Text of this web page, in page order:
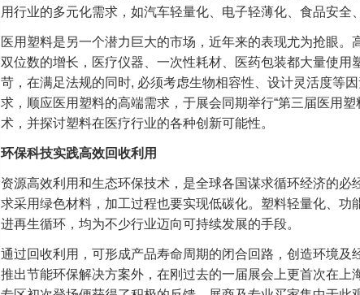
用行业的多元化需求，如汽车轻量化、电子轻薄化、食品安全
医用塑料是另一个潜力巨大的市场，近年来的表现尤为抢眼。
双位数的增长，医疗仪器、一次性耗材、医药包装都大量使用
苛，在满足法规的同时, 必须考虑生物相容性、设计灵活度等
求，顺应医用塑料的高端需求，于展会同期举行“第三届医用
术，并探讨塑料在医疗行业的各种创新可能性。
环保科技实践高效回收利用
资源高效利用和生态环保技术，是全球各国谋求循环经济的必
求采用绿色材料，加工过程也要实现低碳化。塑料轻量化、功
进再生循环，均为不少行业迈向可持续发展的手段。
通过回收利用，可形成产品寿命周期的闭合回路，创造环境及
推出节能环保解决方案外，在刚过去的一届展会上更首次在上